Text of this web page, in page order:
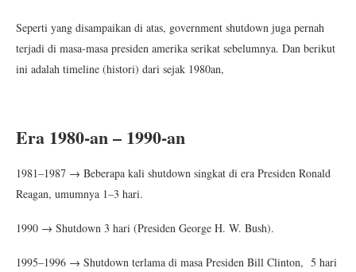
Seperti yang disampaikan di atas, government shutdown juga pernah
terjadi di masa-masa presiden amerika serikat sebelumnya. Dan berikut
ini adalah timeline (histori) dari sejak 1980an,
Era 1980-an – 1990-an
1981–1987 → Beberapa kali shutdown singkat di era Presiden Ronald
Reagan, umumnya 1–3 hari.
1990 → Shutdown 3 hari (Presiden George H. W. Bush).
1995–1996 → Shutdown terlama di masa Presiden Bill Clinton, 5 hari